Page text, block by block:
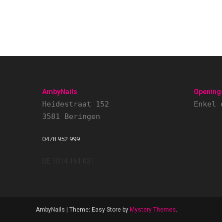
AmbyNails
Heidestraat 152
3581 Beringen
0478 952 999
Enkel
AmbyNails Theme: Easy Store by Mystery Themes.